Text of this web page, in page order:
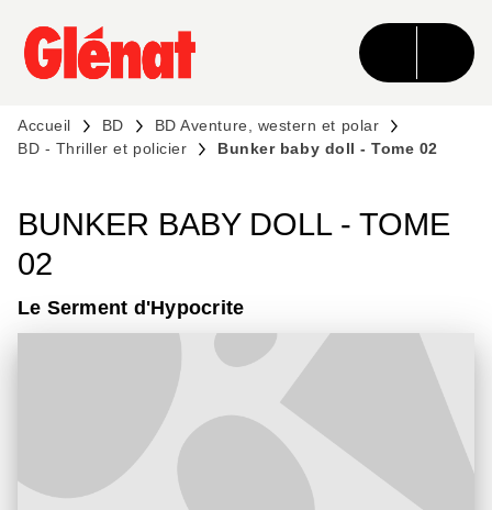
MENU RECHERCHE CONTENU
PIED DE PAGE
Accueil BD
BD Aventure, western et polar
BD - Thriller et policier
Bunker baby doll - Tome 02
BUNKER BABY DOLL - TOME
02
Le Serment d'Hypocrite